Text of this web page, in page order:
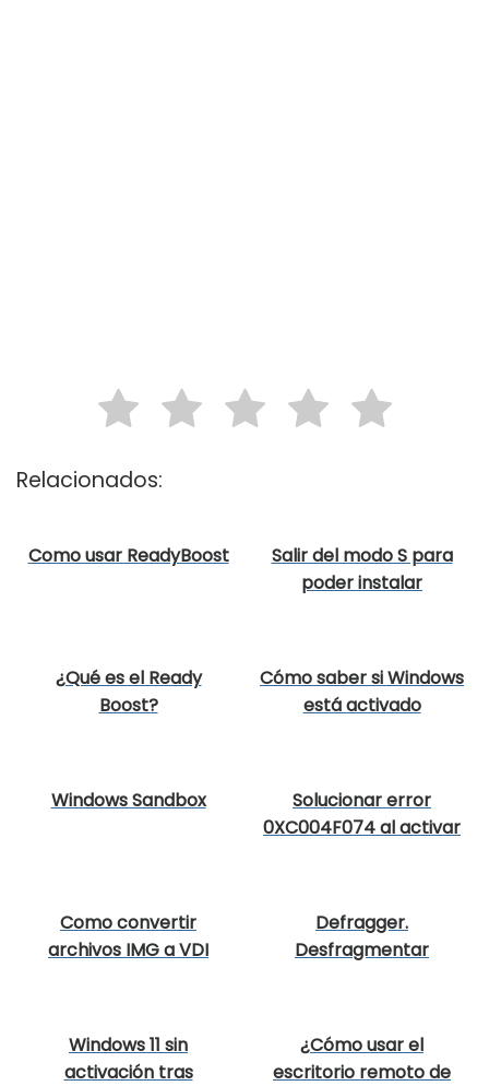
Relacionados:
Como usar ReadyBoost
Salir del modo S para
poder instalar
¿Qué es el Ready
Boost?
Cómo saber si Windows
está activado
Windows Sandbox
Solucionar error
0XC004F074 al activar
Como convertir
archivos IMG a VDI
Defragger.
Desfragmentar
Windows 11 sin
activación tras
¿Cómo usar el
escritorio remoto de